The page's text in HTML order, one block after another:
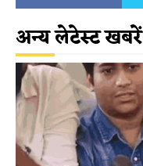
अन्य लेटेस्ट खबरें